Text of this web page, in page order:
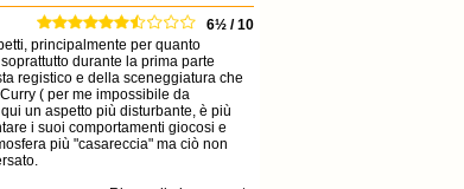
6½ / 10
principalmente per quanto
durante la prima parte
registico e della sceneggiatura che
( per me impossibile da
un aspetto più disturbante, è più
i suoi comportamenti giocosi e
più "casareccia" ma ciò non